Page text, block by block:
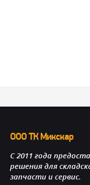
ООО ТК Микскар
С 2011 года
решения для
запчасти и сервис.